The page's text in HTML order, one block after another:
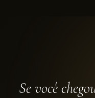
Se você